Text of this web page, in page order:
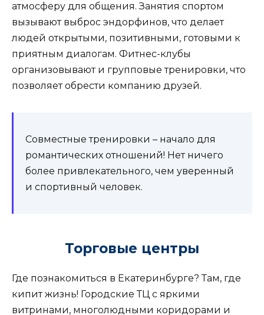
атмосферу для общения. Занятия спортом
вызывают выброс эндорфинов, что делает
людей открытыми, позитивными, готовыми к
приятным диалогам. Фитнес-клубы
организовывают и групповые тренировки, что
позволяет обрести компанию друзей.
Совместные тренировки – начало для
романтических отношений! Нет ничего
более привлекательного, чем уверенный
и спортивный человек.
Торговые центры
Где познакомиться в Екатеринбурге? Там, где
кипит жизнь! Городские ТЦ с яркими
витринами, многолюдными коридорами и